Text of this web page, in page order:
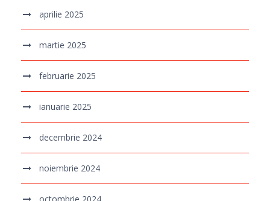
aprilie 2025
martie 2025
februarie 2025
ianuarie 2025
decembrie 2024
noiembrie 2024